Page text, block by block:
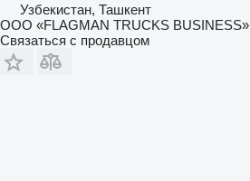
Узбекистан, Ташкент
ООО «FLAGMAN TRUCKS BUSINESS»
Связаться с продавцом